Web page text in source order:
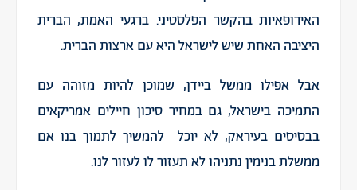
האירופאיות בהקשר הפלסטיני. ברגעי האמת, הברית
היציבה האחת שיש לישראל היא עם ארצות הברית.
אבל אפילו ממשל ביידן, שמוכן להיות מזוהה עם
התמיכה בישראל, גם במחיר סיכון חיילים אמריקאים
בבסיסים בעיראק, לא יוכל להמשיך לתמוך בנו אם
ממשלת בנימין נתניהו לא תעזור לו לעזור לנו.